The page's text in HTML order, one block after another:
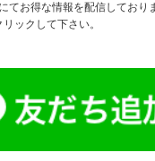
てお得な情報を配信しており
ックして下さい。